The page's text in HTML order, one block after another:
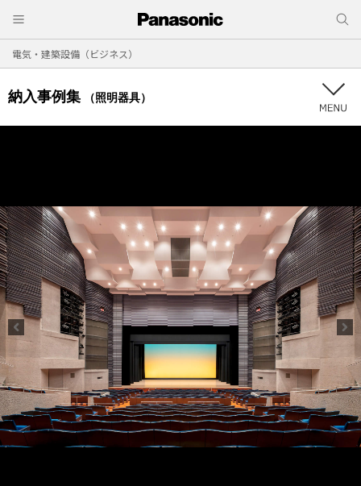
電気・建築設備（ビジネス）
納入事例集 （照明器具）